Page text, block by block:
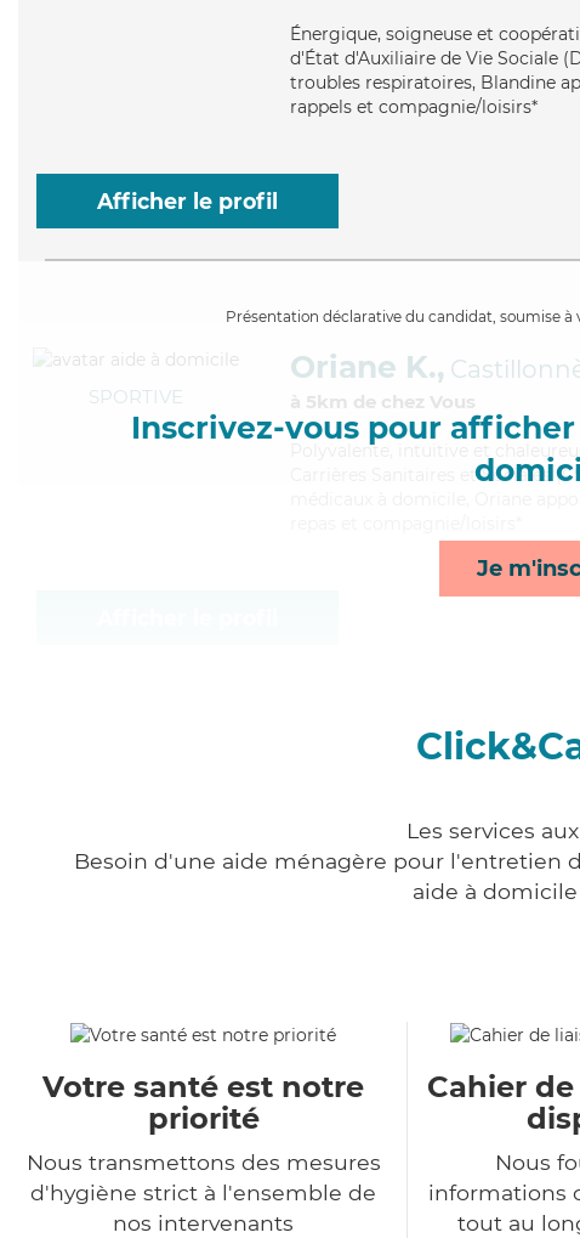
Énergique, soigneuse et
d'État d'Auxiliaire de Vie Sociale
troubles respiratoires, Blandine
rappels et compagnie/loisirs*
Afficher le profil
Présentation déclarative du candidat, soumise
Inscrivez-vous pour
Je
SPORTIVE
Oriane K.,
à 5km de chez Vous
Polyvalente
, intuitive et
Carrières Sanitaires et Sociales
Les services
Besoin d'une aide ménagère pour l'entretien
aide à
Votre santé est notre
priorité
Nous transmettons des mesures
d'hygiène strict à l'ensemble de
nos intervenants
Cahier
Nous
informations
tout au